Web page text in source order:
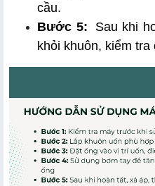
cầu.
Bước 5:
Sau khi
khỏi khuôn, kiểm